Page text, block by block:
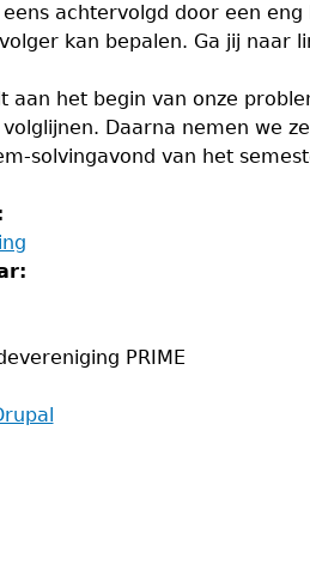
achtervolgd door een eng
kan bepalen. Ga jij naar
aan het begin van onze
Daarna nemen we
solvingavond van het
PRIME